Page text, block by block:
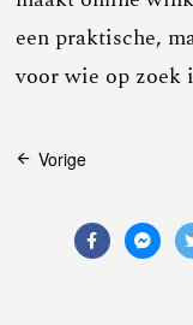
een praktische,
voor wie op zoek
Bericht
navigatie
Vorige